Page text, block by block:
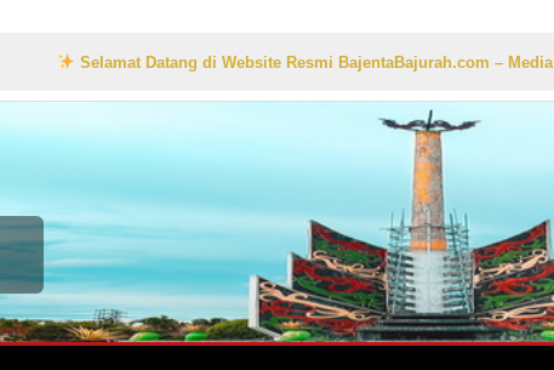
Selamat Datang di Website Resmi BajentaBajurah.com – Media